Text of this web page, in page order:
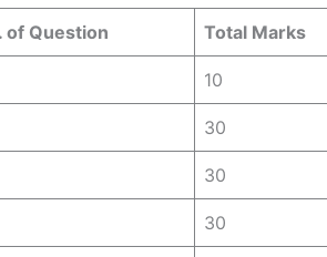
of Question Total Marks
10
30
30
30